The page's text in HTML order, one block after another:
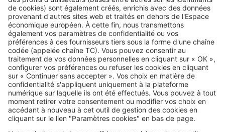
Vous plantez une haie ? Ces
essences peuvent vous éviter
bien des problèmes avec le
voisinage
SeLoger c'est aussi